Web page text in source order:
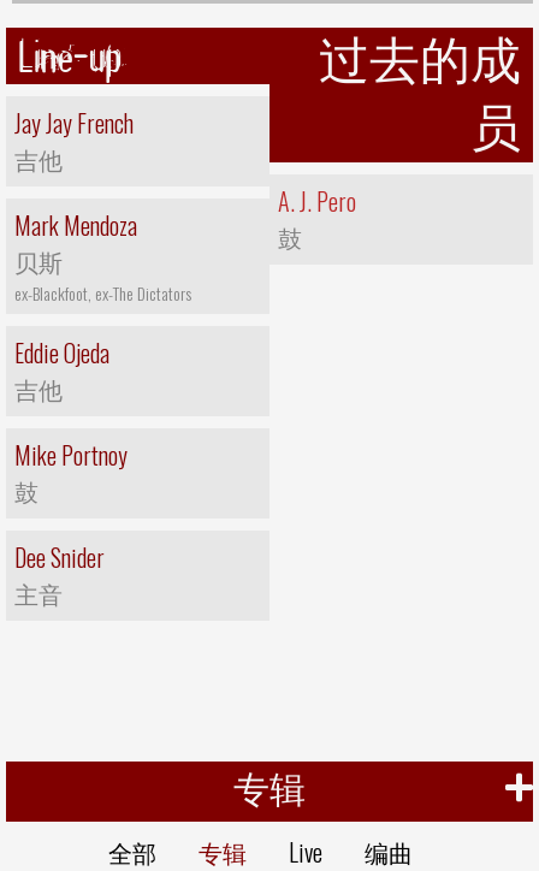
Line-up
Jay Jay French
吉他
Mark Mendoza
贝斯
ex-Blackfoot, ex-The Dictators
Eddie Ojeda
吉他
Mike Portnoy
鼓
Dee Snider
主音
过去的成
员
A. J. Pero
鼓
专辑
全部 专辑 Live 编曲